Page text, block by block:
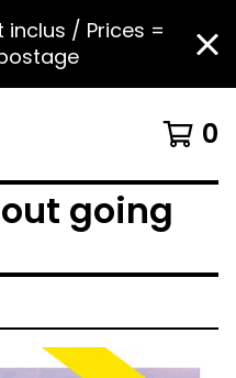
inclus / Prices =
0
going